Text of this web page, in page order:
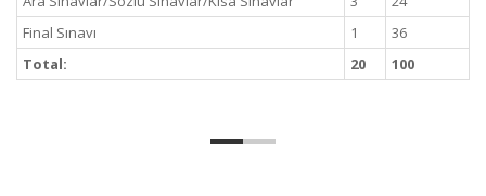
Final Sınavı
1
36
Total:
20 100